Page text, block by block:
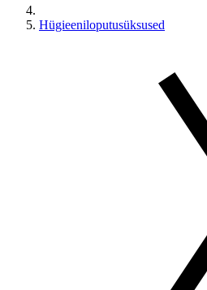
Hügieeniloputusüksused